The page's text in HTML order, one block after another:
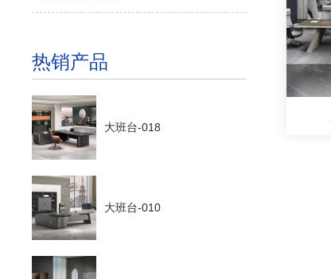
热销产品
大班台-018
大班台-010